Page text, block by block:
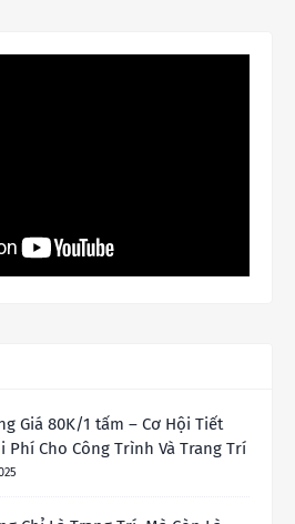
Giá 80K/1 tấm – Cơ Hội Tiết
Phí Cho Công Trình Và Trang Trí